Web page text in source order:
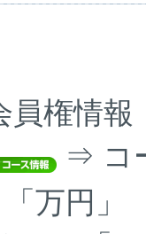
員権情
⇒ コ
「万円